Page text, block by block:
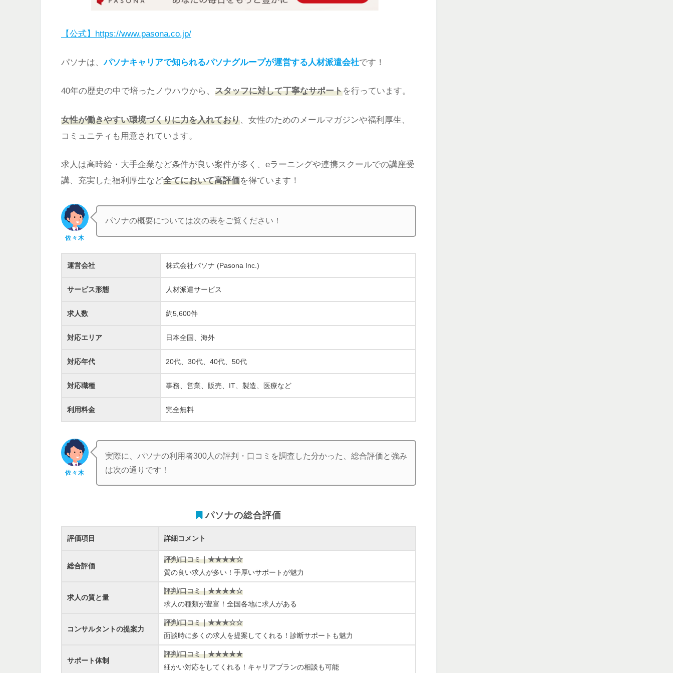
【公式】https://www.pasona.co.jp/
パソナは、パソナキャリアで知られるパソナグループが運営する人材派遣会社です！
40年の歴史の中で培ったノウハウから、 スタッフに対して丁寧なサポートを行っています。
女性が働きやすい環境づくりに力を入れており 、女性のためのメールマガジンや福利厚生、
コミュニティも用意されています。
求人は高時給・大手企業など条件が良い案件が多く、eラーニングや連携スクールでの講座受
講、充実した福利厚生など全てにおいて高評価を得ています！
佐々木
パソナの概要については次の表をご覧ください！
運営会社 株式会社パソナ (Pasona Inc.)
サービス形態 人材派遣サービス
求人数 約5,600件
対応エリア 日本全国、海外
対応年代 20代、30代、40代、50代
対応職種 事務、営業、販売、IT、製造、医療など
利用料金 完全無料
佐々木
実際に、パソナの利用者300人の評判・口コミを調査した分かった、総合評価と強み
は次の通りです！
パソナの総合評価
評価項目 詳細コメント
総合評価
評判/口コミ｜★★★★☆
質の良い求人が多い！手厚いサポートが魅力
求人の質と量
評判/口コミ｜★★★★☆
求人の種類が豊富！全国各地に求人がある
コンサルタントの提案力
評判/口コミ｜★★★☆☆
面談時に多くの求人を提案してくれる！診断サポートも魅力
サポート体制
評判/口コミ｜★★★★★
細かい対応をしてくれる！キャリアプランの相談も可能